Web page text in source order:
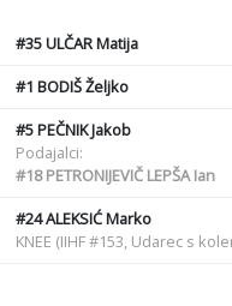
#35ULČAR Matija
#1 BODIŠ Željko
#5PEČNIK Jakob
Podajalci:
#18PETRONIJEVIČ LEPŠA Ian
#24ALEKSIĆ Marko
KNEE (IIHF #153, Udarec s